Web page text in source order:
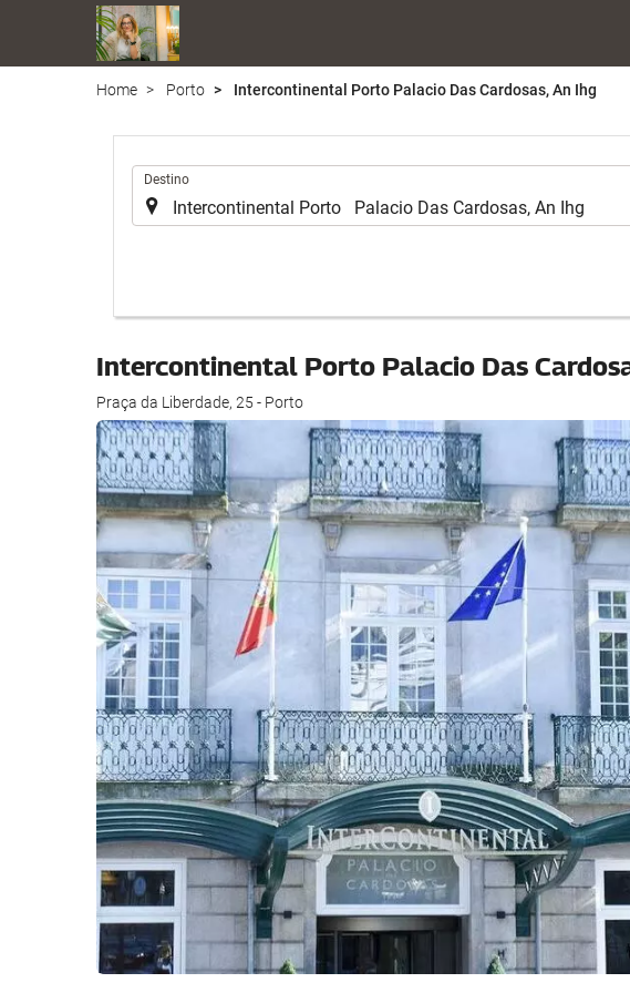
Home Porto Intercontinental Porto Palacio Das Cardosas, An Ihg
Destino
Intercontinental Porto Palacio Das
Praça da Liberdade, 25 - Porto